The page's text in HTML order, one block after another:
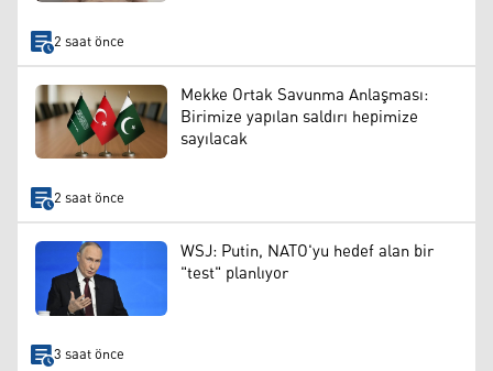
2 saat önce
Mekke Ortak Savunma Anlaşması:
Birimize yapılan saldırı hepimize
sayılacak
2 saat önce
WSJ: Putin, NATO'yu hedef alan bir
"test" planlıyor
3 saat önce